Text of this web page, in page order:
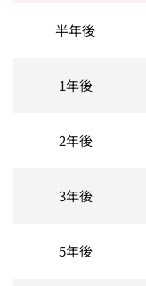
半年後
1年後
2年後
3年後
5年後